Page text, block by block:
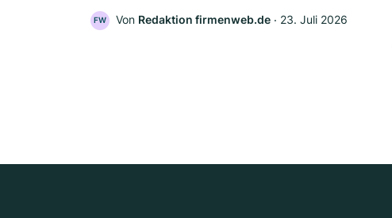
FW Von Redaktion firmenweb.de ‧ 23. Juli 2026